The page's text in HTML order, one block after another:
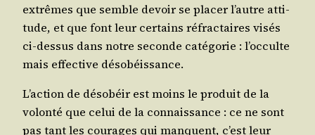
extrêmes que semble devoir se pla­cer l’autre atti­
tude, et que font leur cer­tains réfrac­taires visés
ci-des­sus dans notre seconde caté­go­rie : l’oc­culte
mais effec­tive désobéissance.
L’ac­tion de déso­béir est moins le pro­duit de la
volon­té que celui de la connais­sance : ce ne sont
pas tant les cou­rages qui manquent, c’est leur